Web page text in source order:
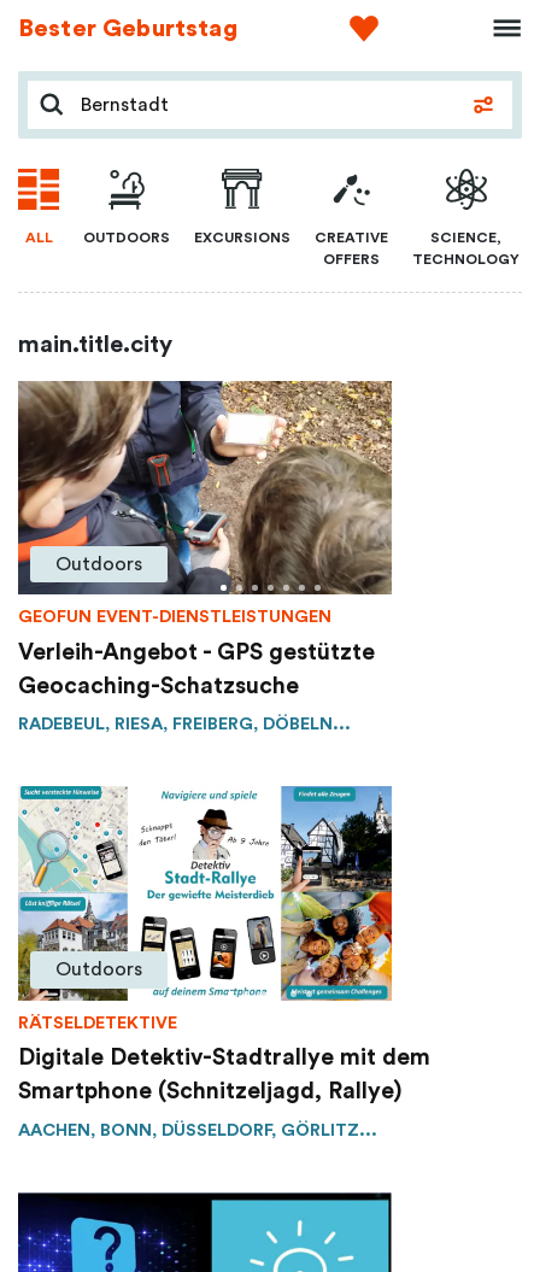
Bester Geburtstag
ALL OUTDOORS EXCURSIONS
CREATIVE
OFFERS
SCIENCE,
TECHNOLOGY
main.title.city
Outdoors
GEOFUN EVENT-DIENSTLEISTUNGEN
Verleih-Angebot - GPS gestützte
Geocaching-Schatzsuche
RADEBEUL, RIESA, FREIBERG, DÖBELN...
Outdoors
RÄTSELDETEKTIVE
Digitale Detektiv-Stadtrallye mit dem
Smartphone (Schnitzeljagd, Rallye)
AACHEN, BONN, DÜSSELDORF, GÖRLITZ...